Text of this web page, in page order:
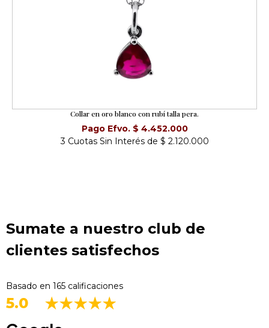
Collar en oro blanco con rubí talla pera.
Pago Efvo. $ 4.452.000
3 Cuotas Sin Interés de $ 2.120.000
Sumate a nuestro club de
clientes satisfechos
Basado en 165 calificaciones
5.0